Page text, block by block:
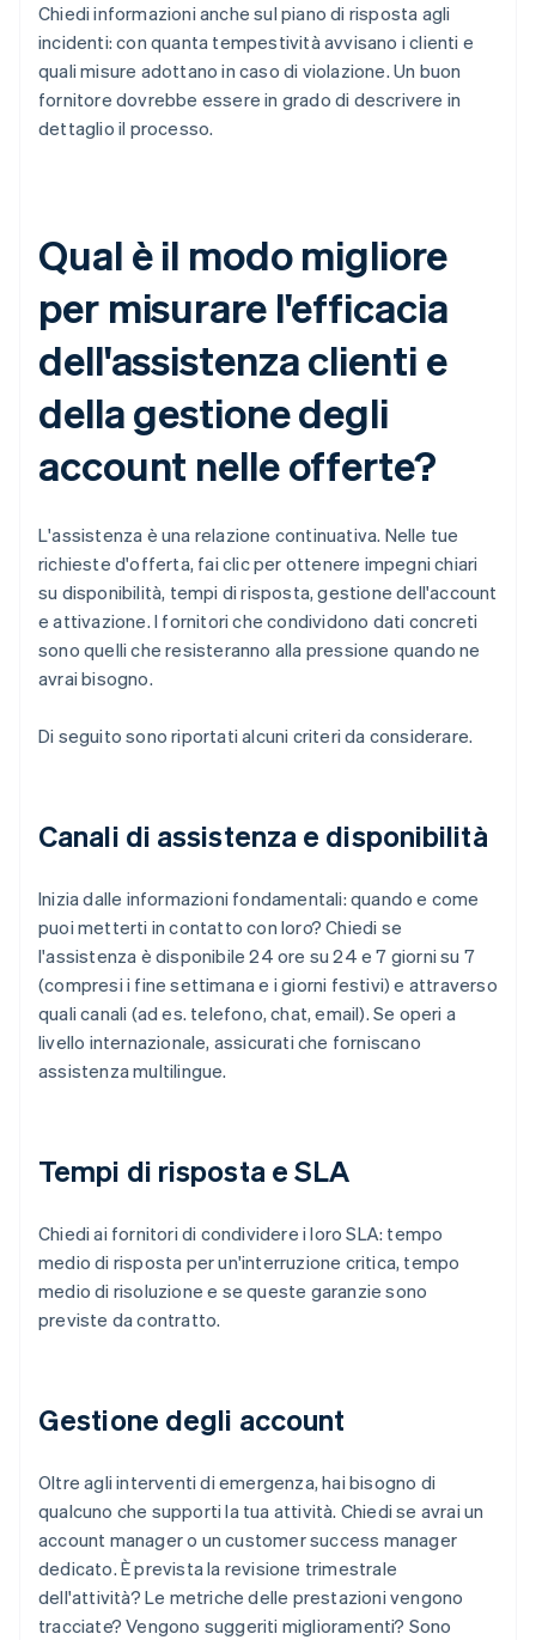
Chiedi informazioni anche sul piano di risposta agli
incidenti: con quanta tempestività avvisano i clienti e
quali misure adottano in caso di violazione. Un buon
fornitore dovrebbe essere in grado di descrivere in
dettaglio il processo.
Qual è il modo migliore
per misurare l'efficacia
dell'assistenza clienti e
della gestione degli
account nelle offerte?
L'assistenza è una relazione continuativa. Nelle tue
richieste d'offerta, fai clic per ottenere impegni chiari
su disponibilità, tempi di risposta, gestione dell'account
e attivazione. I fornitori che condividono dati concreti
sono quelli che resisteranno alla pressione quando ne
avrai bisogno.
Di seguito sono riportati alcuni criteri da considerare.
Canali di assistenza e disponibilità
Inizia dalle informazioni fondamentali: quando e come
puoi metterti in contatto con loro? Chiedi se
l'assistenza è disponibile 24 ore su 24 e 7 giorni su 7
(compresi i fine settimana e i giorni festivi) e attraverso
quali canali (ad es. telefono, chat, email). Se operi a
livello internazionale, assicurati che forniscano
assistenza multilingue.
Tempi di risposta e SLA
Chiedi ai fornitori di condividere i loro SLA: tempo
medio di risposta per un'interruzione critica, tempo
medio di risoluzione e se queste garanzie sono
previste da contratto.
Gestione degli account
Oltre agli interventi di emergenza, hai bisogno di
qualcuno che supporti la tua attività. Chiedi se avrai un
account manager o un customer success manager
dedicato. È prevista la revisione trimestrale
dell'attività? Le metriche delle prestazioni vengono
tracciate? Vengono suggeriti miglioramenti? Sono